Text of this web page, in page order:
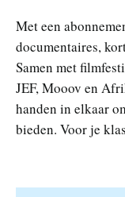
Met een
documentaires,
Samen met
JEF, Mooov en
handen in elkaar
bieden. Voor je